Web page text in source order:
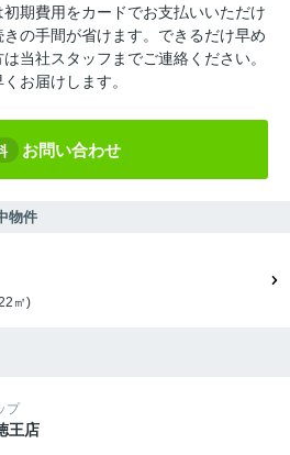
期費用をカードでお支払いいただけ
の手間が省けます。できるだけ早め
当社スタッフまでご連絡ください。
お届けします。
お問い合わせ
物件
㎡)
プ
王店